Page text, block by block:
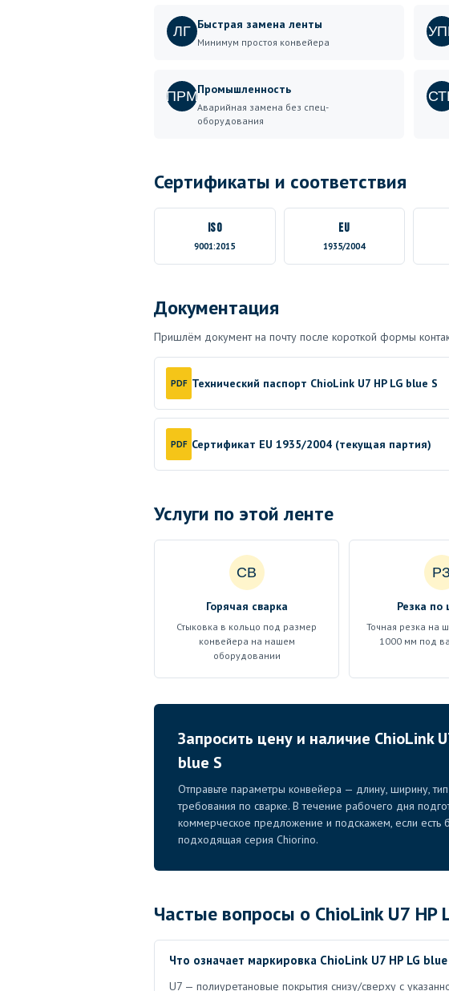
ЛГ Быстрая замена ленты
Минимум простоя конвейера
ПРМПромышленность
Аварийная замена без спец-
оборудования
Сертификаты и соответствия
ISO
9001:2015
EU
1935/2004
Документация
Пришлём документ на почту после короткой формы
PDF Технический паспорт ChioLink U7 HP LG blue S
PDF Сертификат EU 1935/2004 (текущая партия)
Услуги по этой ленте
СВ
Горячая сварка
Стыковка в кольцо под размер
конвейера на нашем
оборудовании
РЗ
Резка по
Точная резка на
1000 мм под
Запросить цену и наличие ChioLink
blue S
Отправьте параметры конвейера — длину, ширину,
требования по сварке. В течение рабочего дня
коммерческое предложение и подскажем, если есть
подходящая серия Chiorino.
Частые вопросы о ChioLink U7 HP
Что означает маркировка ChioLink U7 HP LG blue
U7 — полиуретановые покрытия снизу/сверху с